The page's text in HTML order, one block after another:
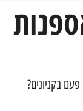
בקניונים?